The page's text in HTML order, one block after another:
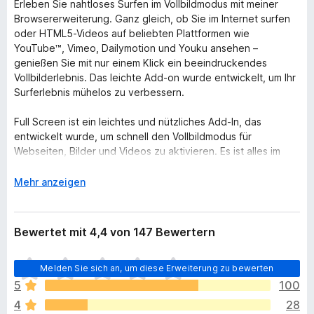
Erleben Sie nahtloses Surfen im Vollbildmodus mit meiner
Browsererweiterung. Ganz gleich, ob Sie im Internet surfen
oder HTML5-Videos auf beliebten Plattformen wie
YouTube™, Vimeo, Dailymotion und Youku ansehen –
genießen Sie mit nur einem Klick ein beeindruckendes
Vollbilderlebnis. Das leichte Add-on wurde entwickelt, um Ihr
Surferlebnis mühelos zu verbessern.
Full Screen ist ein leichtes und nützliches Add-In, das
entwickelt wurde, um schnell den Vollbildmodus für
Webseiten, Bilder und Videos zu aktivieren. Es ist alles im
können Sie ganz einfach per Knopfdruck in den
Aufgabe: Sehen Sie sich das Web oder Video im
Vollbildmodus an, maximieren Sie das Fenster auf den
Vollbildmodus oder maximieren Sie sofort das aktuelle
Funktionen der Browsererweiterung:
◆ Ein Klick zum Vollbild:
A
s
k
l
p
e
Mehr anzeigen
Bewertet mit 4,4 von 147 Bewertern
Melden Sie sich an, um diese Erweiterung zu bewerten
E
s
l
i
5
100
4
28